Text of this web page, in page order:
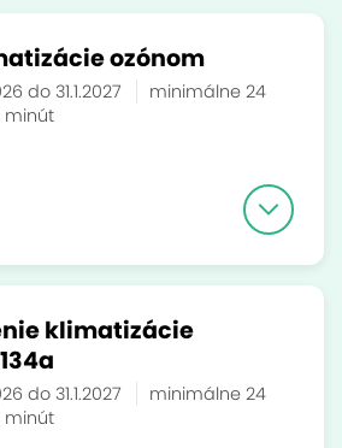
ozónom
do 31.1.2027
minimálne 24
minút
klimatizácie
do 31.1.2027
minimálne 24
minút